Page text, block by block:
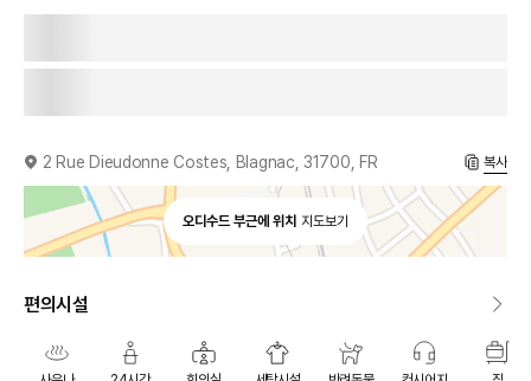
2 Rue Dieudonne Costes, Blagnac, 31700, FR 복사
오디수드 부근에 위치 지도보기
편의시설